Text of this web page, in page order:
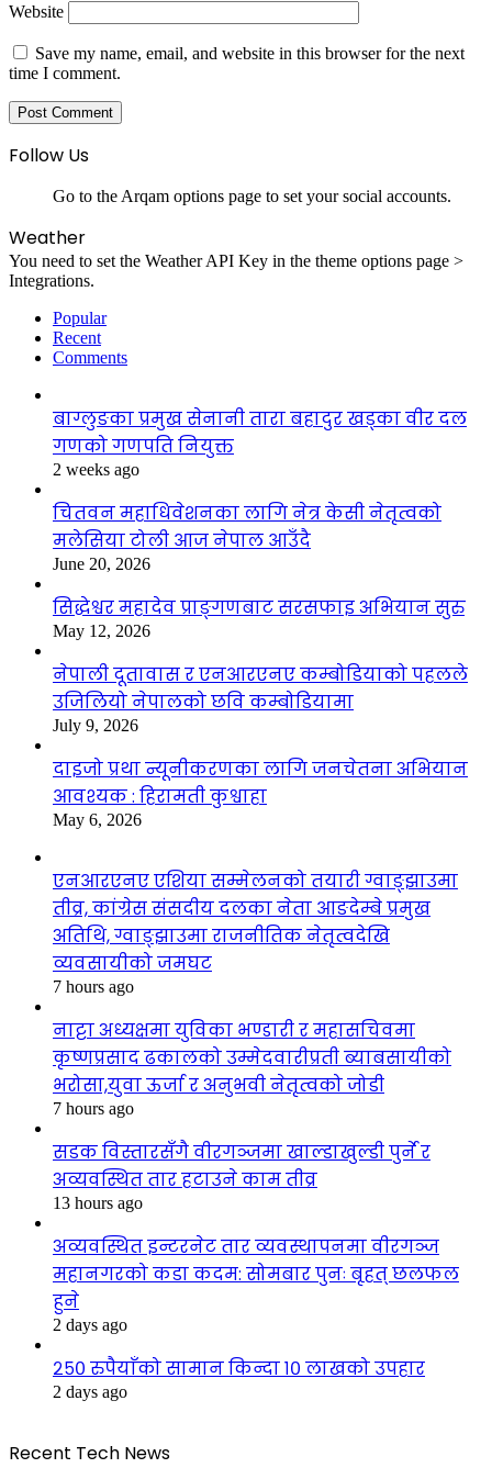
Website
Save my name, email, and website in this browser for the next
time I comment.
Follow Us
Go to the Arqam options page to set your social accounts.
Weather
You need to set the Weather API Key in the theme options page >
Integrations.
Popular
Recent
Comments
बाग्लुङका प्रमुख सेनानी तारा बहादुर खड्का वीर दल
गणको गणपति नियुक्त
2 weeks ago
चितवन महाधिवेशनका लागि नेत्र केसी नेतृत्वको
मलेसिया टोली आज नेपाल आउँदै
June 20, 2026
सिद्धेश्वर महादेव प्राङ्गणबाट सरसफाइ अभियान सुरु
May 12, 2026
नेपाली दूतावास र एनआरएनए कम्बोडियाको पहलले
उजिलियो नेपालको छवि कम्बोडियामा
July 9, 2026
दाइजो प्रथा न्यूनीकरणका लागि जनचेतना अभियान
आवश्यक : हिरामती कुश्वाहा
May 6, 2026
एनआरएनए एशिया सम्मेलनको तयारी ग्वाङ्झाउमा
तीव्र, कांग्रेस संसदीय दलका नेता आङदेम्बे प्रमुख
अतिथि, ग्वाङ्झाउमा राजनीतिक नेतृत्वदेखि
व्यवसायीको जमघट
7 hours ago
नाट्टा अध्यक्षमा युविका भण्डारी र महासचिवमा
कृष्णप्रसाद ढकालको उम्मेदवारीप्रती ब्याबसायीको
भरोसा,युवा ऊर्जा र अनुभवी नेतृत्वको जोडी
7 hours ago
सडक विस्तारसँगै वीरगञ्जमा खाल्डाखुल्डी पुर्ने र
अव्यवस्थित तार हटाउने काम तीव्र
13 hours ago
अव्यवस्थित इन्टरनेट तार व्यवस्थापनमा वीरगञ्ज
महानगरको कडा कदम: सोमबार पुनः बृहत् छलफल
हुने
2 days ago
२५० रुपैयाँको सामान किन्दा १० लाखको उपहार
2 days ago
Recent Tech News